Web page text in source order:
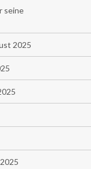
seine
2025